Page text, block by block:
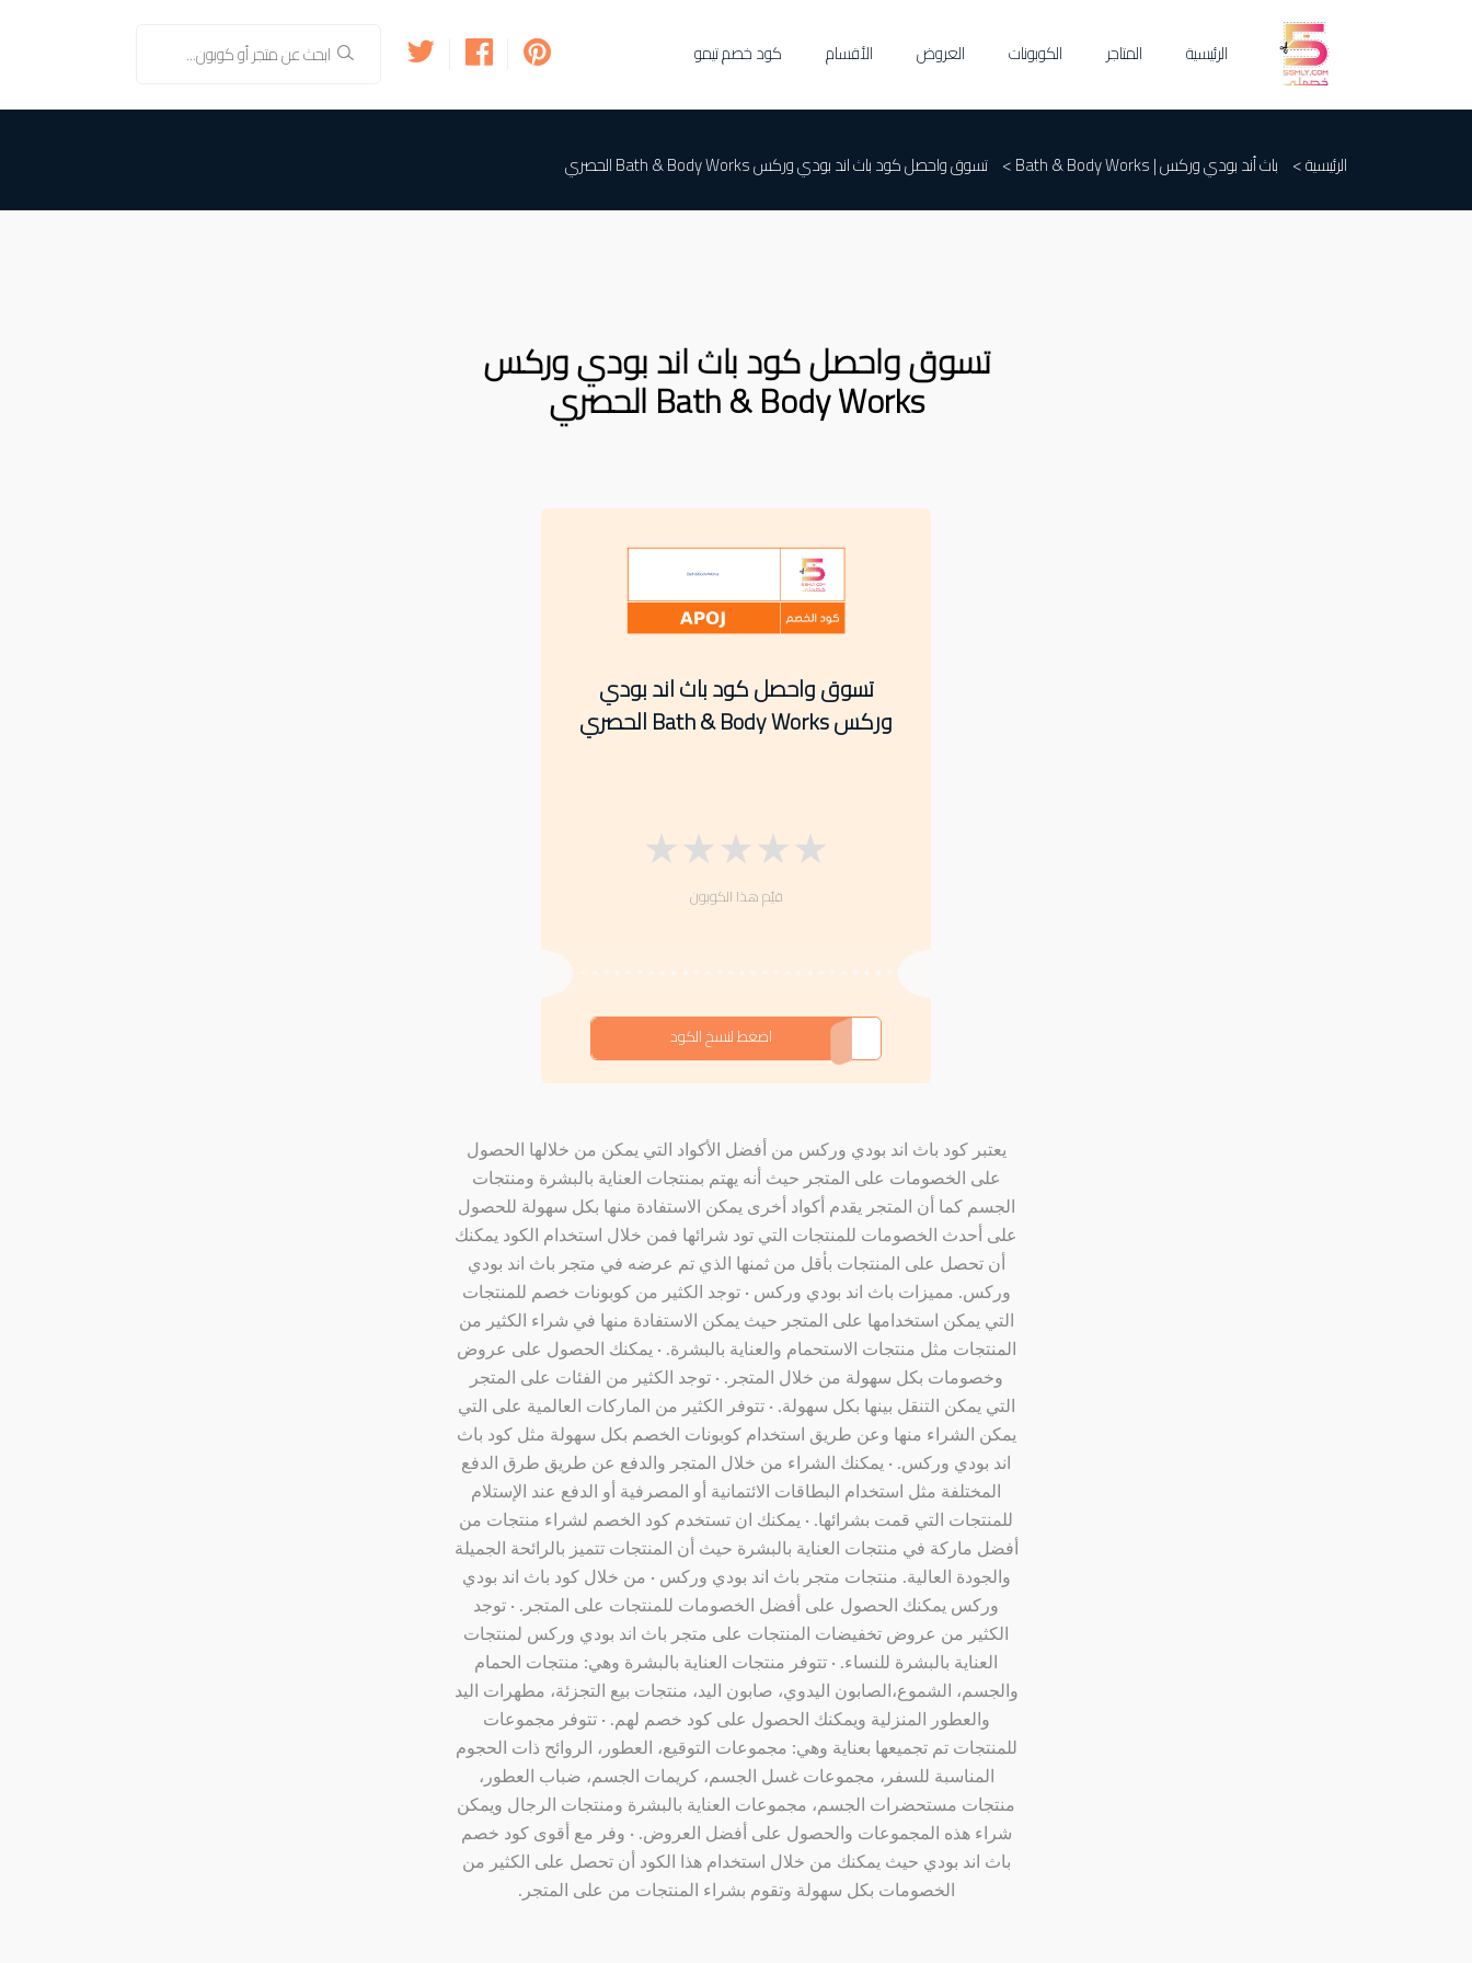
الرئيسية المتاجر الكوبونات العروض الأقسام كود خصم تيمو
الرئيسية > باث أند بودي وركس | Bath & Body Works > تسوق واحصل كود باث اند بودي وركس Bath & Body Works الحصري
تسوق واحصل كود باث اند بودي وركس
Bath & Body Works الحصري
تسوق واحصل كود باث اند بودي
وركس Bath & Body Works الحصري
★
★
★
★
★
قيّم هذا الكوبون
APOJ
اضغط لنسخ الكود
يعتبر كود باث اند بودي وركس من أفضل الأكواد التي يمكن من خلالها الحصول
على الخصومات على المتجر حيث أنه يهتم بمنتجات العناية بالبشرة ومنتجات
الجسم كما أن المتجر يقدم أكواد أخرى يمكن الاستفادة منها بكل سهولة للحصول
على أحدث الخصومات للمنتجات التي تود شرائها فمن خلال استخدام الكود يمكنك
أن تحصل على المنتجات بأقل من ثمنها الذي تم عرضه في متجر باث اند بودي
وركس. مميزات باث اند بودي وركس · توجد الكثير من كوبونات خصم للمنتجات
التي يمكن استخدامها على المتجر حيث يمكن الاستفادة منها في شراء الكثير من
المنتجات مثل منتجات الاستحمام والعناية بالبشرة. · يمكنك الحصول على عروض
وخصومات بكل سهولة من خلال المتجر. · توجد الكثير من الفئات على المتجر
التي يمكن التنقل بينها بكل سهولة. · تتوفر الكثير من الماركات العالمية على التي
يمكن الشراء منها وعن طريق استخدام كوبونات الخصم بكل سهولة مثل كود باث
اند بودي وركس. · يمكنك الشراء من خلال المتجر والدفع عن طريق طرق الدفع
المختلفة مثل استخدام البطاقات الائتمانية أو المصرفية أو الدفع عند الإستلام
للمنتجات التي قمت بشرائها. · يمكنك ان تستخدم كود الخصم لشراء منتجات من
أفضل ماركة في منتجات العناية بالبشرة حيث أن المنتجات تتميز بالرائحة الجميلة
والجودة العالية. منتجات متجر باث اند بودي وركس · من خلال كود باث اند بودي
وركس يمكنك الحصول على أفضل الخصومات للمنتجات على المتجر. · توجد
الكثير من عروض تخفيضات المنتجات على متجر باث اند بودي وركس لمنتجات
العناية بالبشرة للنساء. · تتوفر منتجات العناية بالبشرة وهي: منتجات الحمام
والجسم، الشموع،الصابون اليدوي، صابون اليد، منتجات بيع التجزئة، مطهرات اليد
والعطور المنزلية ويمكنك الحصول على كود خصم لهم. · تتوفر مجموعات
للمنتجات تم تجميعها بعناية وهي: مجموعات التوقيع، العطور، الروائح ذات الحجوم
المناسبة للسفر، مجموعات غسل الجسم، كريمات الجسم، ضباب العطور،
منتجات مستحضرات الجسم، مجموعات العناية بالبشرة ومنتجات الرجال ويمكن
شراء هذه المجموعات والحصول على أفضل العروض. · وفر مع أقوى كود خصم
باث اند بودي حيث يمكنك من خلال استخدام هذا الكود أن تحصل على الكثير من
الخصومات بكل سهولة وتقوم بشراء المنتجات من على المتجر.